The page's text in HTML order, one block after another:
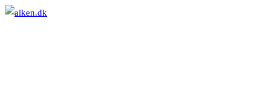
Skip